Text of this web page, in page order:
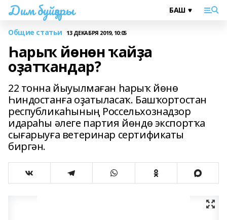
Дим буйҙары
Общие статьи 13 ДЕКАБРЯ 2019, 10:05
Һарыҡ йөнөн ҡайҙа
оҙатҡандар?
22 тонна йыуылмаған һарыҡ йөнө
Һиндостанға оҙатыласаҡ. Башҡортостан
республикаһының Россельхознадзор
идараһы әлеге партия йөндө экспортҡа
сығарыуға ветеринар сертификаты
биргән.